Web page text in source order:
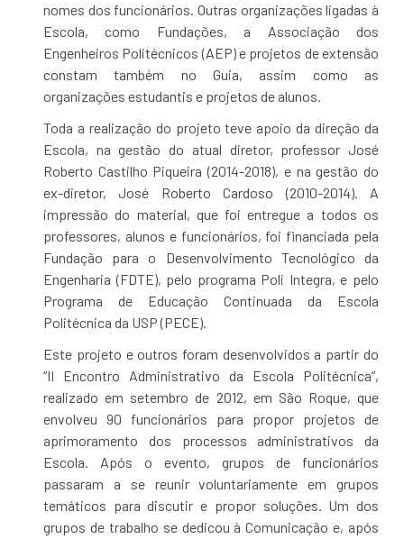
nomes dos funcionários. Outras organizações ligadas à
Escola, como Fundações, a Associação dos
Engenheiros Politécnicos (AEP) e projetos de extensão
constam também no Guia, assim como as
organizações estudantis e projetos de alunos.
Toda a realização do projeto teve apoio da direção da
Escola, na gestão do atual diretor, professor José
Roberto Castilho Piqueira (2014-2018), e na gestão do
ex-diretor, José Roberto Cardoso (2010-2014). A
impressão do material, que foi entregue a todos os
professores, alunos e funcionários, foi financiada pela
Fundação para o Desenvolvimento Tecnológico da
Engenharia (FDTE), pelo programa Poli Integra, e pelo
Programa de Educação Continuada da Escola
Politécnica da USP (PECE).
Este projeto e outros foram desenvolvidos a partir do
“II Encontro Administrativo da Escola Politécnica”,
realizado em setembro de 2012, em São Roque, que
envolveu 90 funcionários para propor projetos de
aprimoramento dos processos administrativos da
Escola. Após o evento, grupos de funcionários
passaram a se reunir voluntariamente em grupos
temáticos para discutir e propor soluções. Um dos
grupos de trabalho se dedicou à Comunicação e, após